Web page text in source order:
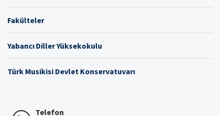
Fakülteler
Yabancı Diller Yüksekokulu
Türk Musikisi Devlet Konservatuvarı
Telefon